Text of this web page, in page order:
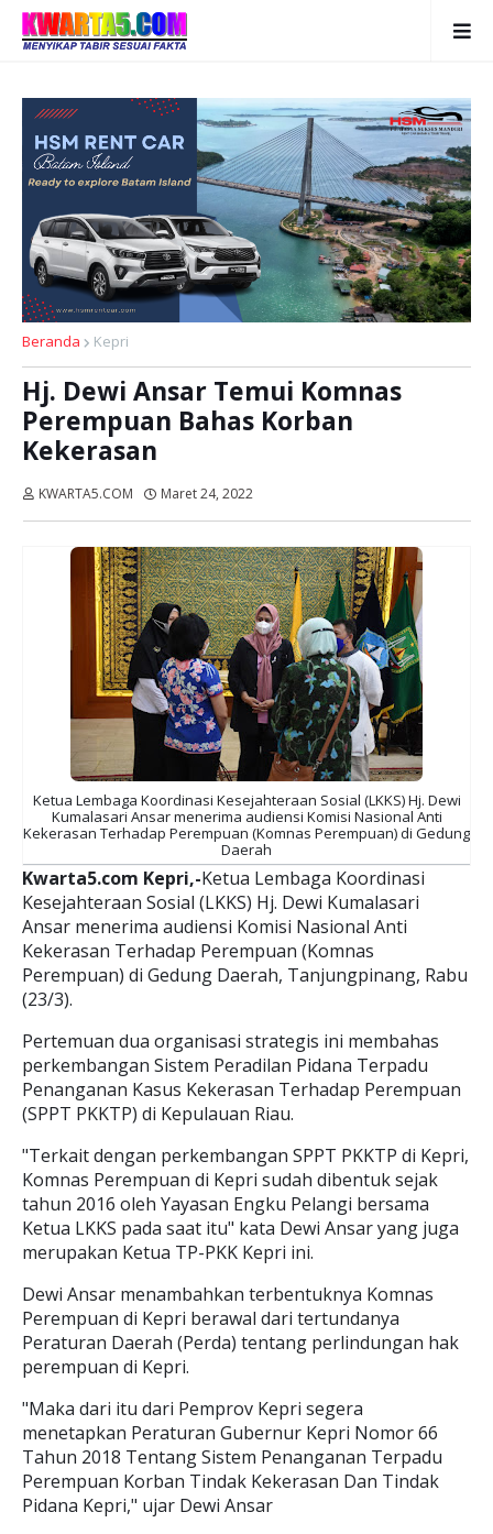
Beranda Kepri
Hj. Dewi Ansar Temui Komnas
Perempuan Bahas Korban
Kekerasan
KWARTA5.COM Maret 24, 2022
Ketua Lembaga Koordinasi Kesejahteraan Sosial (LKKS) Hj. Dewi
Kumalasari Ansar menerima audiensi Komisi Nasional Anti
Kekerasan Terhadap Perempuan (Komnas Perempuan) di Gedung
Daerah
Kwarta5.com Kepri,-Ketua Lembaga Koordinasi
Kesejahteraan Sosial (LKKS) Hj. Dewi Kumalasari
Ansar menerima audiensi Komisi Nasional Anti
Kekerasan Terhadap Perempuan (Komnas
Perempuan) di Gedung Daerah, Tanjungpinang, Rabu
(23/3).
Pertemuan dua organisasi strategis ini membahas
perkembangan Sistem Peradilan Pidana Terpadu
Penanganan Kasus Kekerasan Terhadap Perempuan
(SPPT PKKTP) di Kepulauan Riau.
"Terkait dengan perkembangan SPPT PKKTP di Kepri,
Komnas Perempuan di Kepri sudah dibentuk sejak
tahun 2016 oleh Yayasan Engku Pelangi bersama
Ketua LKKS pada saat itu" kata Dewi Ansar yang juga
merupakan Ketua TP-PKK Kepri ini.
Dewi Ansar menambahkan terbentuknya Komnas
Perempuan di Kepri berawal dari tertundanya
Peraturan Daerah (Perda) tentang perlindungan hak
perempuan di Kepri.
"Maka dari itu dari Pemprov Kepri segera
menetapkan Peraturan Gubernur Kepri Nomor 66
Tahun 2018 Tentang Sistem Penanganan Terpadu
Perempuan Korban Tindak Kekerasan Dan Tindak
Pidana Kepri," ujar Dewi Ansar